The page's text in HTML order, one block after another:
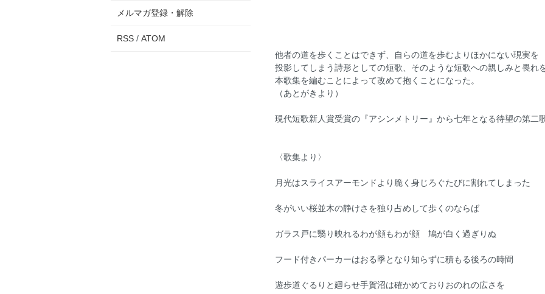
他者の道を歩くことはできず、自らの道を歩むよりほかにない現実を
投影してしまう詩形としての短歌、そのような短歌への親しみと畏れを
本歌集を編むことによって改めて抱くことになった。
（あとがきより）
現代短歌新人賞受賞の『アシンメトリー』から七年となる待望の第二歌
〈歌集より〉
月光はスライスアーモンドより脆く身じろぐたびに割れてしまった
冬がいい桜並木の静けさを独り占めして歩くのならば
ガラス戸に翳り映れるわが顔もわが顔 鳩が白く過ぎりぬ
フード付きパーカーはおる季となり知らずに積もる後ろの時間
遊歩道ぐるりと廻らせ手賀沼は確かめておりおのれの広さを
メルマガ登録・解除
RSS / ATOM